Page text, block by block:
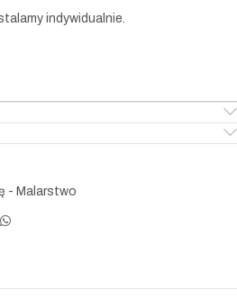
indywidualnie.
- Malarstwo